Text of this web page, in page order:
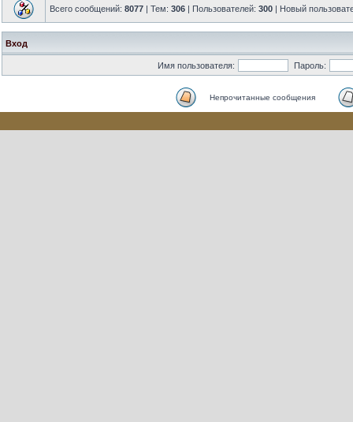
Всего сообщений: 8077 | Тем: 306 | Пользователей: 300 | Новый
Вход
Имя пользователя: Пароль:
Непрочитанные сообщения